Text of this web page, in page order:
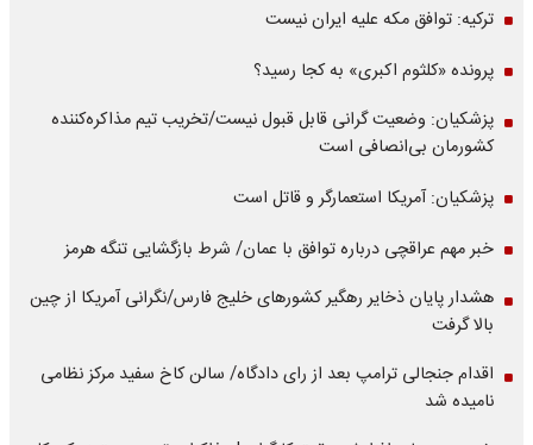
ترکیه: توافق مکه علیه ایران نیست
پرونده «کلثوم اکبری» به کجا رسید؟
پزشکیان: وضعیت گرانی قابل قبول نیست/تخریب تیم مذاکره‌کننده
کشورمان بی‌انصافی است
پزشکیان: آمریکا استعمارگر و قاتل است
خبر مهم عراقچی درباره توافق با عمان/ شرط بازگشایی تنگه هرمز
هشدار پایان ذخایر رهگیر کشورهای خلیج فارس/نگرانی آمریکا از چین
بالا گرفت
اقدام جنجالی ترامپ بعد از رای دادگاه/ سالن کاخ سفید مرکز نظامی
نامیده شد